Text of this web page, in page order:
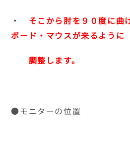
・ そこから肘を９０度に曲
ボード・マウスが来るように
調整します。
●モニターの位置